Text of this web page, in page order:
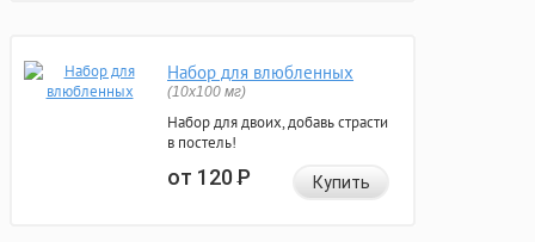
Набор для влюбленных
(10х100 мг)
Набор для двоих, добавь страсти
в постель!
от 120Р Купить